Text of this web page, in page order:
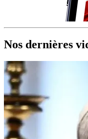
Nos dernières